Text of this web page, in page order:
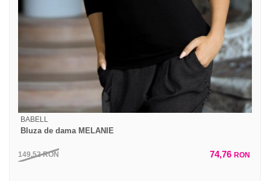
BABELL
Bluza de dama MELANIE
149,52RON 74,76 RON